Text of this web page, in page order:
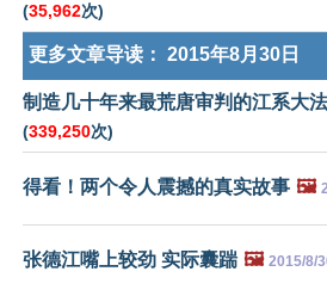
(35,962次)
更多文章导读： 2015年8月30日
制造几十年来最荒唐审判的江系大
(339,250次)
得看！两个令人震撼的真实故事 🖼️
张德江嘴上较劲 实际囊踹 🖼️ 2015/8/